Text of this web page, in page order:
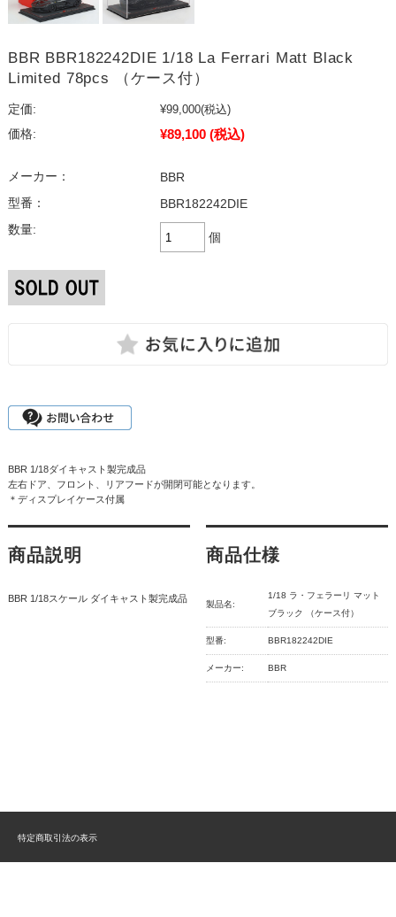
BBR BBR182242DIE 1/18 La Ferrari Matt Black
Limited 78pcs （ケース付）
定価: ¥99,000(税込)
価格:
¥89,100 (税込)
メーカー：
BBR
型番：
BBR182242DIE
数量:
個
BBR 1/18ダイキャスト製完成品
左右ドア、フロント、リアフードが開閉可能となります。
＊ディスプレイケース付属
商品説明
BBR 1/18スケール ダイキャスト製完成品
商品仕様
製品名:
1/18 ラ・フェラーリ マット
ブラック （ケース付）
型番: BBR182242DIE
メーカー: BBR
特定商取引法の表示